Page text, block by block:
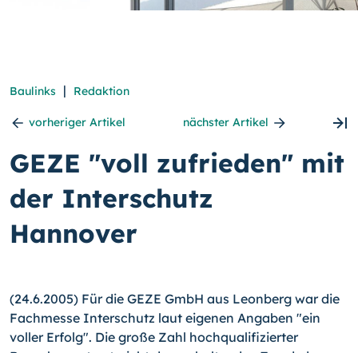
Baulinks | Redaktion
vorheriger Artikel nächster Artikel
GEZE "voll zufrieden" mit
der Interschutz
Hannover
(24.6.2005) Für die GEZE GmbH aus Leonberg war die
Fachmesse Interschutz laut eigenen Angaben "ein
voller Erfolg". Die große Zahl hochqualifizierter